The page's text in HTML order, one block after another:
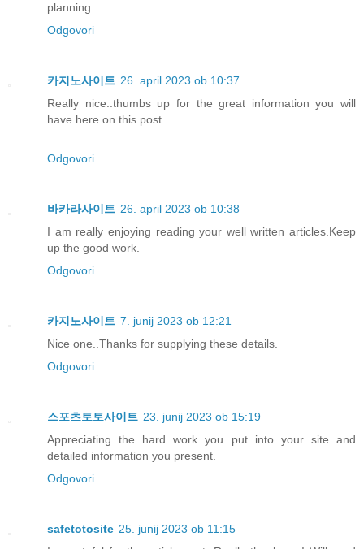
planning.
Odgovori
카지노사이트 26. april 2023 ob 10:37
Really nice..thumbs up for the great information you will
have here on this post.
Odgovori
바카라사이트 26. april 2023 ob 10:38
I am really enjoying reading your well written articles.Keep
up the good work.
Odgovori
카지노사이트 7. junij 2023 ob 12:21
Nice one..Thanks for supplying these details.
Odgovori
스포츠토토사이트 23. junij 2023 ob 15:19
Appreciating the hard work you put into your site and
detailed information you present.
Odgovori
safetotosite 25. junij 2023 ob 11:15